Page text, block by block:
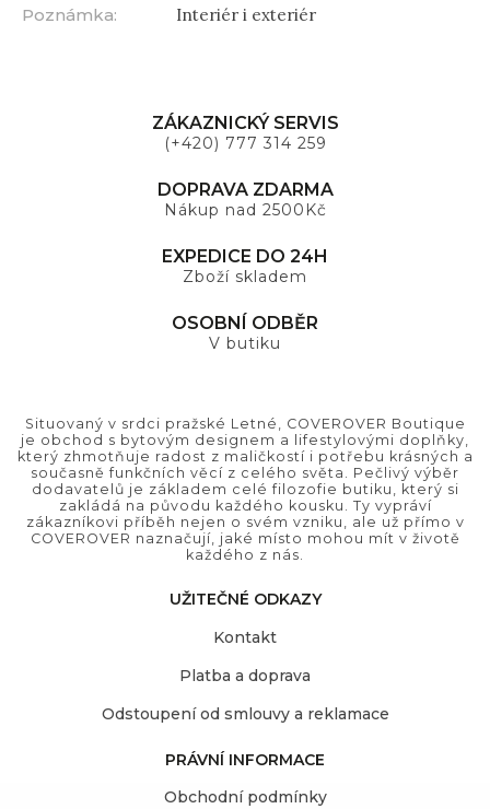
Poznámka: Interiér i exteriér
ZÁKAZNICKÝ SERVIS
(+420) 777 314 259
DOPRAVA ZDARMA
Nákup nad 2500Kč
EXPEDICE DO 24H
Zboží skladem
OSOBNÍ ODBĚR
V butiku
Situovaný v srdci pražské Letné, COVEROVER Boutique
je obchod s bytovým designem a lifestylovými doplňky,
který zhmotňuje radost z maličkostí i potřebu krásných a
současně funkčních věcí z celého světa. Pečlivý výběr
dodavatelů je základem celé filozofie butiku, který si
zakládá na původu každého kousku. Ty vypráví
zákazníkovi příběh nejen o svém vzniku, ale už přímo v
COVEROVER naznačují, jaké místo mohou mít v životě
každého z nás.
UŽITEČNÉ ODKAZY
Kontakt
Platba a doprava
Odstoupení od smlouvy a reklamace
PRÁVNÍ INFORMACE
Obchodní podmínky